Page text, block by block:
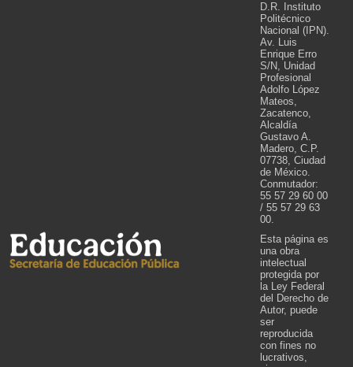
D.R. Instituto
Politécnico
Nacional (IPN).
Av. Luis
Enrique Erro
S/N, Unidad
Profesional
Adolfo López
Mateos,
Zacatenco,
Alcaldía
Gustavo A.
Madero, C.P.
07738, Ciudad
de México.
Conmutador:
55 57 29 60 00
/ 55 57 29 63
00.
Esta página es
una obra
intelectual
protegida por
la Ley Federal
del Derecho de
Autor, puede
ser
reproducida
con fines no
lucrativos,